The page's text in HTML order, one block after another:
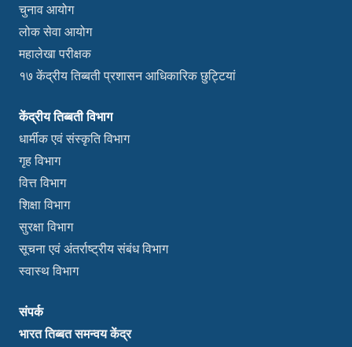
चुनाव आयोग
लोक सेवा आयोग
महालेखा परीक्षक
१७ केंद्रीय तिब्बती प्रशासन आधिकारिक छुट्टियां
केंद्रीय तिब्बती विभाग
धार्मीक एवं संस्कृति विभाग
गृह विभाग
वित्त विभाग
शिक्षा विभाग
सुरक्षा विभाग
सूचना एवं अंतर्राष्ट्रीय संबंध विभाग
स्वास्थ विभाग
संपर्क
भारत तिब्बत समन्वय केंद्र